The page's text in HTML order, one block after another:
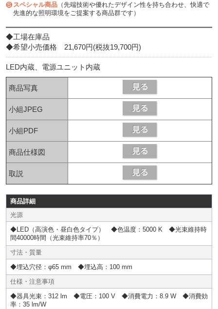
スペシャル商品 （先端技術や優れたデザイン性を持ち合わせ、快適で
先進的な照明環境をご提案する商品群です）
◆工場在庫品
◆希望小売価格 21,670円(税抜19,700円)
LED内蔵、電源ユニット内蔵
商品写真
小組JPEG
小組PDF
商品仕様図
取説
商品詳細
光源
◆LED（高演色・昼白色タイプ） ◆色温度：5000 K ◆光束維持時
間40000時間（光束維持率70％）
寸法・質量
◆埋込穴径：φ65 mm ◆埋込高：100 mm
仕様・注意事項
◆器具光束：312 lm ◆電圧：100 V ◆消費電力：8.9 W ◆消費効
率：35 lm/W